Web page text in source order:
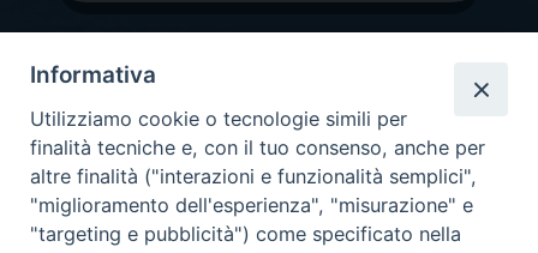
GRAZIE PER IL TUO AIUTO
Informativa
Utilizziamo cookie o tecnologie simili per
finalità tecniche e, con il tuo consenso, anche per
altre finalità ("interazioni e funzionalità semplici",
"miglioramento dell'esperienza", "misurazione" e
"targeting e pubblicità") come specificato nella